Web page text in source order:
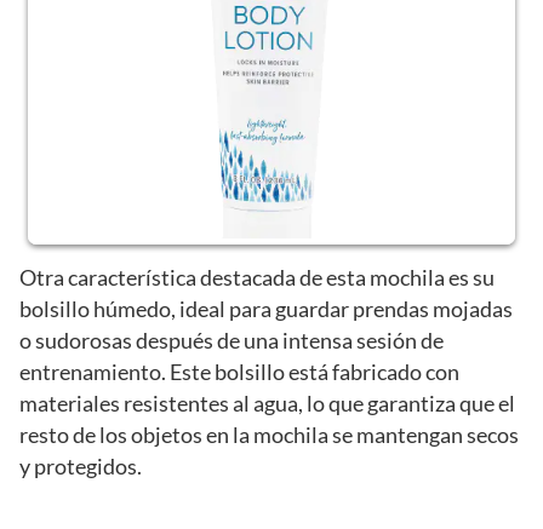
Otra característica destacada de esta mochila es su
bolsillo húmedo, ideal para guardar prendas mojadas
o sudorosas después de una intensa sesión de
entrenamiento. Este bolsillo está fabricado con
materiales resistentes al agua, lo que garantiza que el
resto de los objetos en la mochila se mantengan secos
y protegidos.